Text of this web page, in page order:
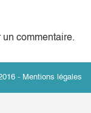
commentaire.
- Mentions légales